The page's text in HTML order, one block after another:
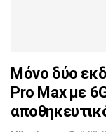
Μόνο δύο
Pro Max με